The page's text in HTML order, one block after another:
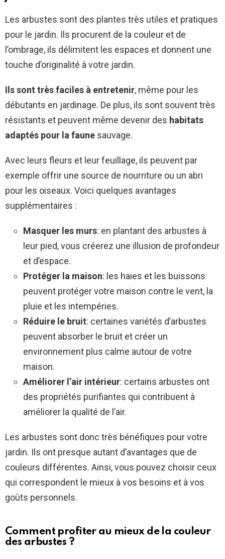
Les arbustes sont des plantes très utiles et pratiques
pour le jardin. Ils procurent de la couleur et de
l’ombrage, ils délimitent les espaces et donnent une
touche d’originalité à votre jardin.
Ils sont très faciles à entretenir, même pour les
débutants en jardinage. De plus, ils sont souvent très
résistants et peuvent même devenir des habitats
adaptés pour la faune sauvage.
Avec leurs fleurs et leur feuillage, ils peuvent par
exemple offrir une source de nourriture ou un abri
pour les oiseaux. Voici quelques avantages
supplémentaires :
Masquer les murs: en plantant des arbustes à
leur pied, vous créerez une illusion de profondeur
et d’espace.
Protéger la maison: les haies et les buissons
peuvent protéger votre maison contre le vent, la
pluie et les intempéries.
Réduire le bruit: certaines variétés d’arbustes
peuvent absorber le bruit et créer un
environnement plus calme autour de votre
maison.
Améliorer l’air intérieur: certains arbustes ont
des propriétés purifiantes qui contribuent à
améliorer la qualité de l’air.
Les arbustes sont donc très bénéfiques pour votre
jardin. Ils ont presque autant d’avantages que de
couleurs différentes. Ainsi, vous pouvez choisir ceux
qui correspondent le mieux à vos besoins et à vos
goûts personnels.
Comment profiter au mieux de la couleur
des arbustes ?